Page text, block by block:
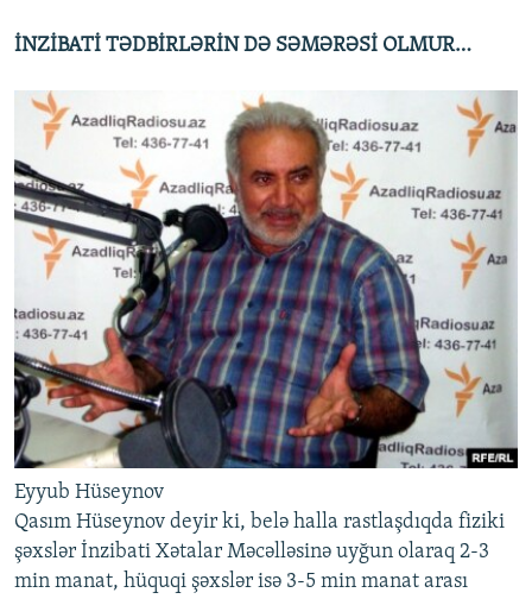
İNZİBATİ TƏDBİRLƏRİN DƏ SƏMƏRƏSİ OLMUR…
Eyyub Hüseynov
Qasım Hüseynov deyir ki, belə halla rastlaşdıqda fiziki
şəxslər İnzibati Xətalar Məcəlləsinə uyğun olaraq 2-3
min manat, hüquqi şəxslər isə 3-5 min manat arası